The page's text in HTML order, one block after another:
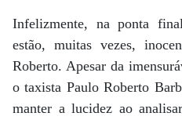
Infelizmente, na ponta
estão, muitas vezes,
Roberto. Apesar da
o taxista Paulo Roberto
manter a lucidez ao